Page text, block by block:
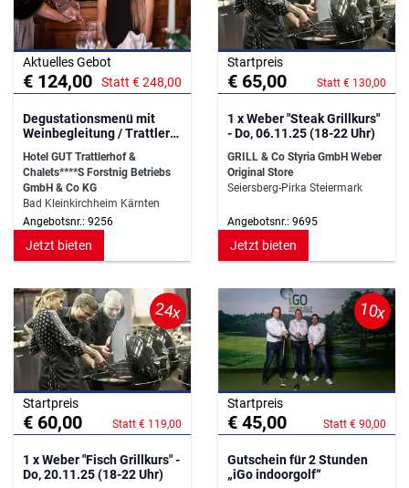
Aktuelles Gebot
€ 124,00 Statt € 248,00
Degustationsmenü mit
Weinbegleitung / Trattlers
Hotel GUT Trattlerhof &
Chalets****S Forstnig Betriebs
GmbH & Co KG
Bad Kleinkirchheim Kärnten
Angebotsnr.: 9256
Jetzt bieten
Startpreis
€ 65,00 Statt € 130,00
1 x Weber "Steak Grillkurs"
- Do, 06.11.25 (18-22 Uhr)
GRILL & Co Styria GmbH Weber
Original Store
Seiersberg-Pirka Steiermark
Angebotsnr.: 9695
Jetzt bieten
24x
Startpreis
€ 60,00 Statt € 119,00
1 x Weber "Fisch Grillkurs" -
Do, 20.11.25 (18-22 Uhr)
10x
Startpreis
€ 45,00 Statt € 90,00
Gutschein für 2 Stunden
„iGo indoorgolf“